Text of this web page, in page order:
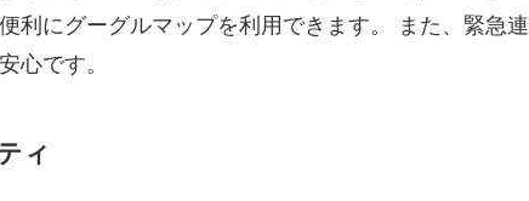
利にグーグルマップを利用できます。 また、緊急連
心です。
ィ